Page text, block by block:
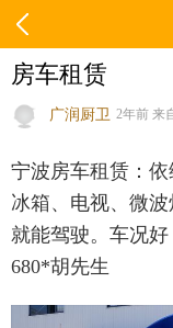
房车租赁
广润厨卫 2年前 来
宁波房车租赁：依
冰箱、电视、微
就能驾驶。车况
680*胡先生